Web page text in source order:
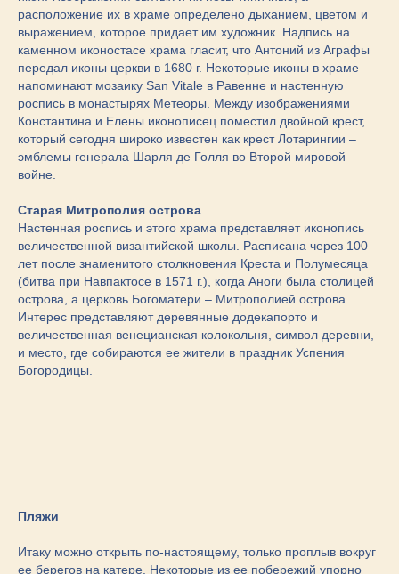
расположение их в храме определено дыханием, цветом и
выражением, которое придает им художник. Надпись на
каменном иконостасе храма гласит, что Антоний из Аграфы
передал иконы церкви в 1680 г. Некоторые иконы в храме
напоминают мозаику San Vitale в Равенне и настенную
роспись в монастырях Метеоры. Между изображениями
Константина и Елены иконописец поместил двойной крест,
который сегодня широко известен как крест Лотарингии –
эмблемы генерала Шарля де Голля во Второй мировой
войне.
Старая Митрополия острова
Настенная роспись и этого храма представляет иконопись
величественной византийской школы. Расписана через 100
лет после знаменитого столкновения Креста и Полумесяца
(битва при Навпактосе в 1571 г.), когда Аноги была столицей
острова, а церковь Богоматери – Митрополией острова.
Интерес представляют деревянные додекапорто и
величественная венецианская колокольня, символ деревни,
и место, где собираются ее жители в праздник Успения
Богородицы.
Пляжи
Итаку можно открыть по-настоящему, только проплыв вокруг
ее берегов на катере. Некоторые из ее побережий упорно